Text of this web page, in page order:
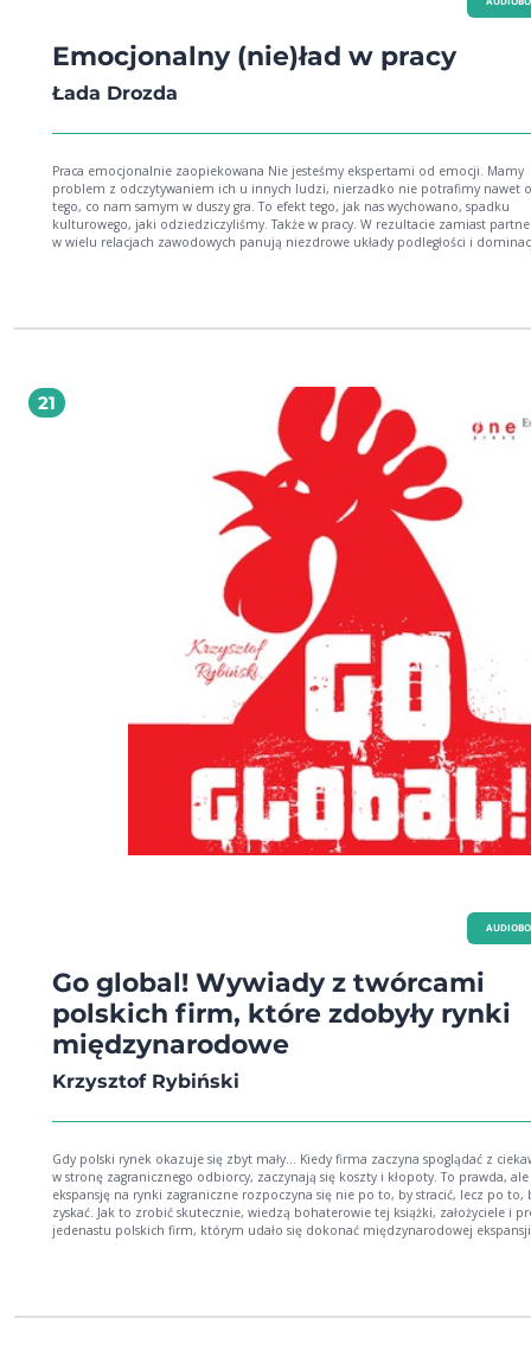
Emocjonalny (nie)ład w pracy
Łada Drozda
Praca emocjonalnie zaopiekowana Nie jesteśmy ekspertami od emocji. Mamy
problem z odczytywaniem ich u innych ludzi, nierzadko nie potrafimy nawet
tego, co nam samym w duszy gra. To efekt tego, jak nas wychowano, spadku
kulturowego, jaki odziedziczyliśmy. Także w pracy. W rezultacie zamiast
w wielu relacjach zawodowych panują niezdrowe układy podległości i
organizacjach. Jednak by tak się stało, nie wystarczą dobre chęci. Trzeba nam
Takie, jakim dzieli się w swojej najnowszej książce Łada Drozda. Łada Drozda skłania
do zastanowienia się, jaki "ślad emocjonalny" pozostawiamy po sobie,
wśród osób, które spotykamy na drodze zawodowej, i podpowiada, jak
był jak najlepszy, pełen życzliwych wspomnień i budujących refleksji, a nie bólu
rozczarowania. To książka o emocjach i relacjach w życiu zawodowym, czyli o
jest dla nas bardzo ważne, choć rzadko się do tego przyznajemy. Robi miejsce
emocje w biznesie. Bo nie ma biznesu bez emocji. Marta Iwanowska-Polkowska,
psycholożka, trenerka, coachyca, autorka książki Nażyć się. Jak zacząć nażywać
dziś, pamiętać o tym jutro i już nigdy o sobie nie zapomnieć Biznes wreszcie zdał
sobie sprawę, że emocje wywołują zachowania, a te oznaczają zarówno to, co
robimy, jak i to, kim się czujemy. Łada nie poszła na skróty. Pisze o realnym
którym naciska się na wyniki ― ale zapomina, że to ludzie je wypracowują. Cel
ważny, jednak równie ważna jest droga, a droga to, poza intelektem i
także emocje. Właśnie one odpowiadają za to, jakie myśli i zachowania
prezentujemy. Autorka pokazuje emocje szeroko, jako coś, co społecznie
z nami cały czas. Nimi oddychamy. I by lepiej oddychać, warto sięgnąć po tę
uwrażliwi nas i nauczy dostrzegać subtelności, które Łada wydobyła na światło
bestsellerowych książek dla biznesu Kiedy uświadomimy sobie, że według statystyk
mniej więcej połowę życia spędzamy w pracy, niezwykle istotne staje się
kondycja emocjonalna nam wtedy towarzyszy i jak możemy o nią dbać,
wymagających warunkach konsumpcyjnego i złożonego świata opartego na
zarządzaniu przez pomnażanie. W tym kontekście odważne w swojej
bezpośredniości rozpakowywanie wyzwań związanych z komunikacją,
informacji zwrotnej i współczesnymi niedopasowaniami do norm wielkiego
korporacyjnego świata jest równie potrzebne, jak ryzykowne. Dodatkowo
językiem inkluzywnym. Z pewnością wytrąci ze strefy komfortu osoby, które
21
Go global! Wywiady z twórcami
polskich firm, które zdobyły rynki
międzynarodowe
Krzysztof Rybiński
Gdy polski rynek okazuje się zbyt mały… Kiedy firma zaczyna spoglądać z ciekawością
w stronę zagranicznego odbiorcy, zaczynają się koszty i kłopoty. To prawda, ale
ekspansję na rynki zagraniczne rozpoczyna się nie po to, by stracić, lecz po to,
zyskać. Jak to zrobić skutecznie, wiedzą bohaterowie tej książki, założyciele i
jedenastu polskich firm, którym udało się dokonać międzynarodowej
Zapoznanie się z tymi wywiadami pozwoli polskim firmom ograniczyć koszty